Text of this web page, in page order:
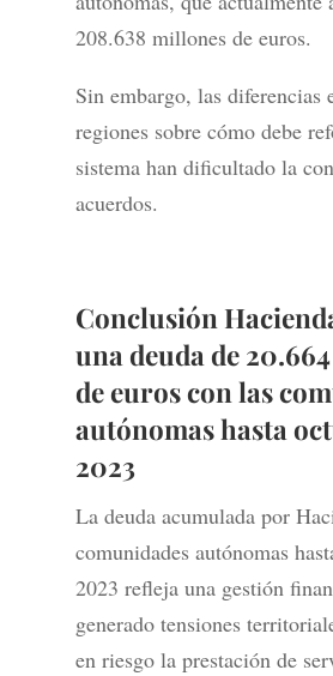
208.638 millones de euros.
Sin embargo, las diferencias
regiones sobre cómo debe
sistema han dificultado la
acuerdos.
Conclusión
una deuda de
de euros con las
autónomas hasta
2023
La deuda acumulada por
comunidades autónomas
2023 refleja una gestión
generado tensiones
en riesgo la prestación de